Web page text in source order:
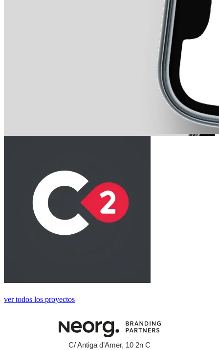
ver todos los proyectos
C/ Antiga d’Amer, 10 2n C